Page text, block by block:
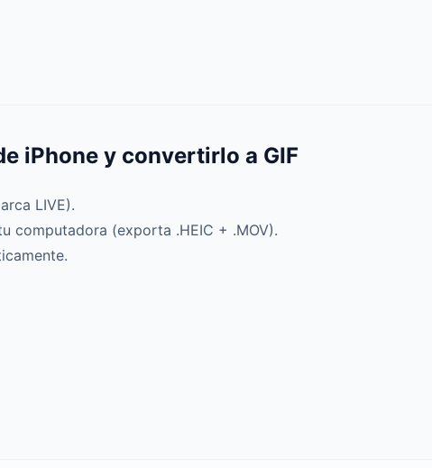
iPhone y convertirlo a GIF
LIVE).
computadora (exporta .HEIC + .MOV).